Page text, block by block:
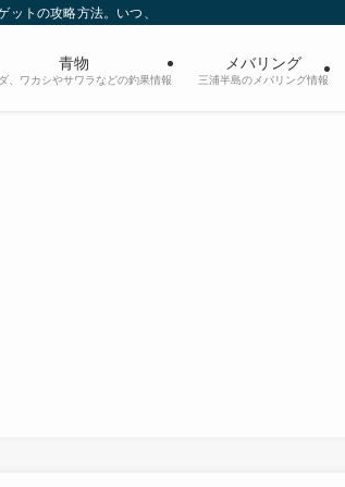
トの攻略方法。いつ、どのポイントでどんなタイ
青物
、ワカシやサワラなどの釣果情報
メバリング
三浦半島のメバリング情報